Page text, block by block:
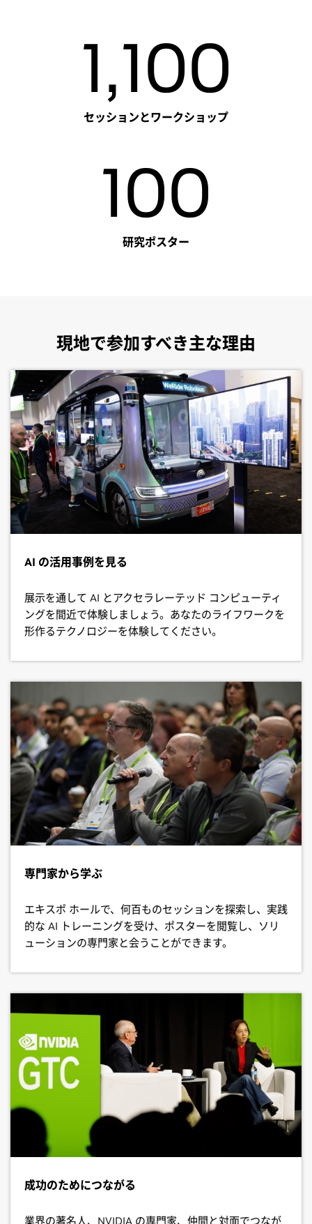
1,100
セッションとワークショップ
100
研究ポスター
現地で参加すべき主な理由
AI の活用事例を見る
展示を通して AI とアクセラレーテッド コンピューティ
ングを間近で体験しましょう。あなたのライフワークを
形作るテクノロジーを体験してください。
専門家から学ぶ
エキスポ ホールで、何百ものセッションを探索し、実践
的な AI トレーニングを受け、ポスターを閲覧し、ソリ
ューションの専門家と会うことができます。
成功のためにつながる
業界の著名人、NVIDIA の専門家、仲間と対面でつなが